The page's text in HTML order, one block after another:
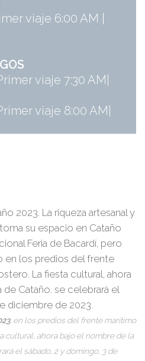
viaje 6:00 AM |
viaje 7:30 AM|
viaje 8:00 AM|
. en los predios del frente marítimo
cultural, ahora bajo el nombre de la
el sábado, 2 y domingo, 3 de